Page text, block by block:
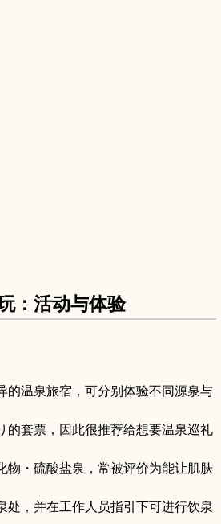
：活动与体验
的温泉旅宿，可分别体验不同源泉与
的套票，因此很推荐给想要温泉巡礼
物・硫酸盐泉，常被评价为能让肌肤
处，并在工作人员指引下可进行饮泉